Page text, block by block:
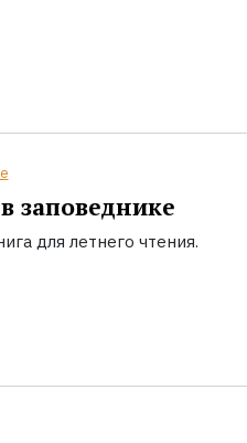
заповеднике
для летнего чтения.